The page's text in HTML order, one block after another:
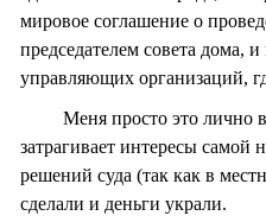
мировое соглашение о
председателем совета дома,
управляющих организаций,
Меня просто это лично
затрагивает интересы самой
решений суда (так как в
сделали и деньги украли.